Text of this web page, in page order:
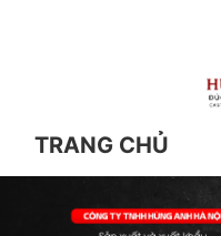
TRANG CHỦ